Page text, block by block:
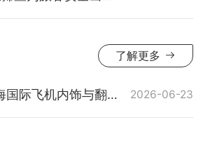
了解更多 
2026-06-23
飞机内饰与翻新展览会